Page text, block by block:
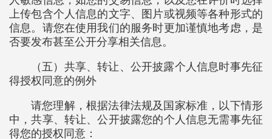
上传包含个人信息的文字、图片或视频等各种形式的
信息。请您在使用我们的服务时更加谨慎地考虑，是
否要发布甚至公开分享相关信息。
（五）共享、转让、公开披露个人信息时事先征
得授权同意的例外
请您理解，根据法律法规及国家标准，以下情形
中，共享、转让、公开披露您的个人信息无需事先征
得您的授权同意：